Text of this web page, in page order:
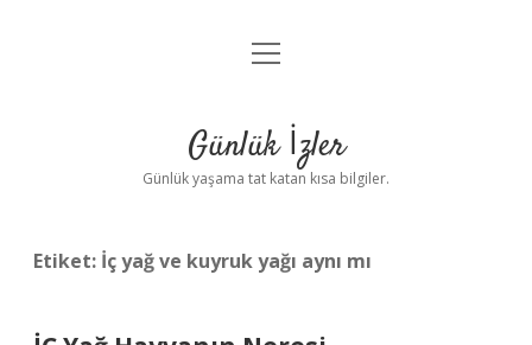
Anasayfa
Yasal Uyarı
menüyü
Günlük İzler
Günlük yaşama tat katan kısa bilgiler.
Etiket: İç yağ ve kuyruk yağı aynı mı